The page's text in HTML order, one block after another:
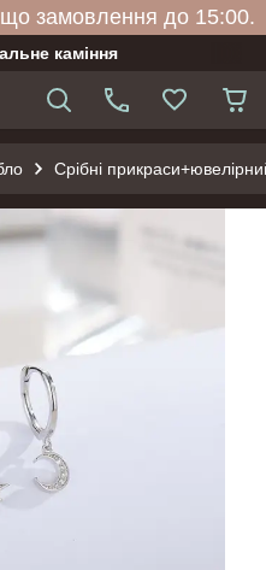
замовлення до 15:00.
каміння
Срібні